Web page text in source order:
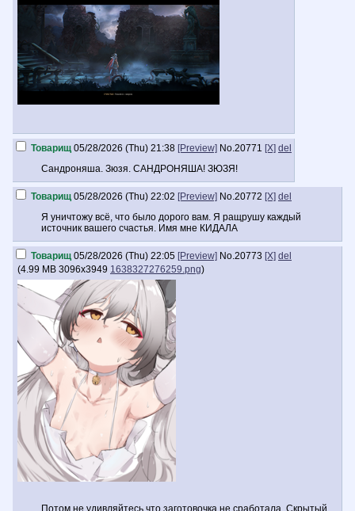
Товарищ 05/28/2026 (Thu) 21:38 [Preview] No.20771 [X] del
Сандроняша. Зюзя. САНДРОНЯША! ЗЮЗЯ!
Товарищ 05/28/2026 (Thu) 22:02 [Preview] No.20772 [X] del
Я уничтожу всё, что было дорого вам. Я ращрушу каждый
источник вашего счастья. Имя мне КИДАЛА
Товарищ 05/28/2026 (Thu) 22:05 [Preview] No.20773 [X] del
(4.99 MB 3096x3949 1638327276259.png)
Потом не удивляйтесь что заготовочка не сработала. Скрытый